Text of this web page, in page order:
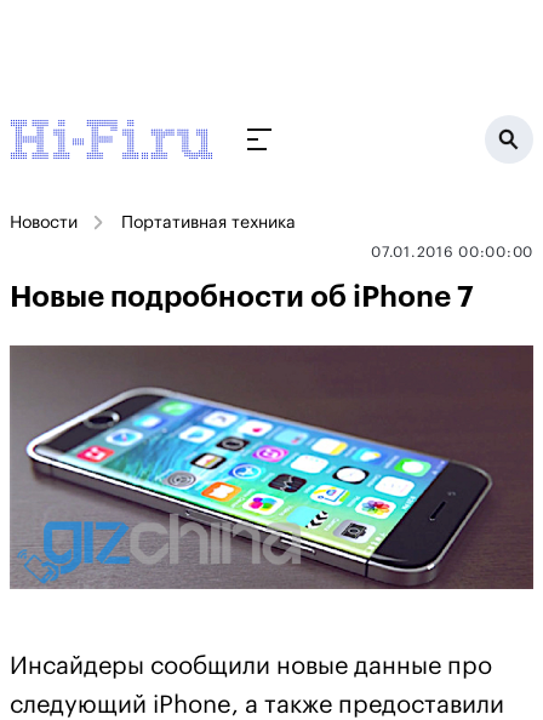
Новости Портативная техника
07.01.2016 00:00:00
Новые подробности об iPhone 7
Инсайдеры сообщили новые данные про
следующий iPhone, а также предоставили